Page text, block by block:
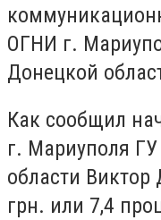
ОГНИ г.
Донецкой
Как сообщил
г. Мариуполя
области Виктор
грн. или 7,4